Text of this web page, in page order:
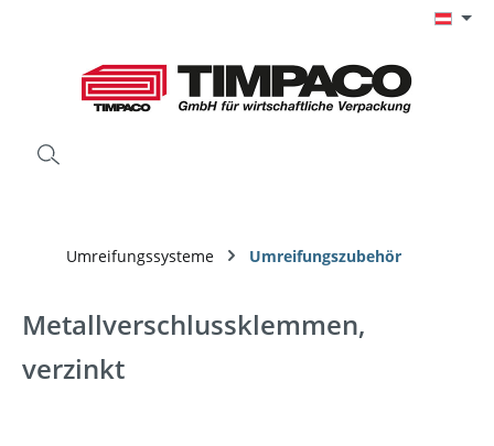
Umreifungssysteme Umreifungszubehör
Metallverschlussklemmen,
verzinkt